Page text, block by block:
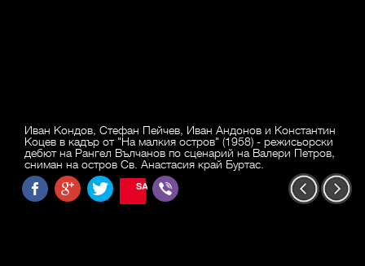
Иван Кондов, Стефан Пейчев, Иван Андонов и Константин
Коцев в кадър от "На малкия остров" (1958) - режисьорски
дебют на Рангел Вълчанов по сценарий на Валери Петров,
сниман на остров Св. Анастасия край Буртас.
SAVE